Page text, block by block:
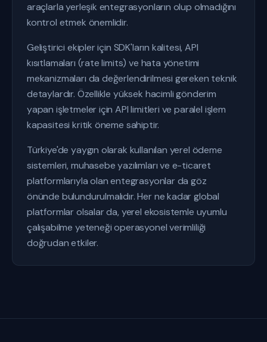
araçlarla yerleşik entegrasyonların olup olmadığını
kontrol etmek önemlidir.
Geliştirici ekipler için SDK'ların kalitesi, API
kısıtlamaları (rate limits) ve hata yönetimi
mekanizmaları da değerlendirilmesi gereken teknik
detaylardır. Özellikle yüksek hacimli gönderim
yapan işletmeler için API limitleri ve paralel işlem
kapasitesi kritik öneme sahiptir.
Türkiye'de yaygın olarak kullanılan yerel ödeme
sistemleri, muhasebe yazılımları ve e-ticaret
platformlarıyla olan entegrasyonlar da göz
önünde bulundurulmalıdır. Her ne kadar global
platformlar olsalar da, yerel ekosistemle uyumlu
çalışabilme yeteneği operasyonel verimliliği
doğrudan etkiler.